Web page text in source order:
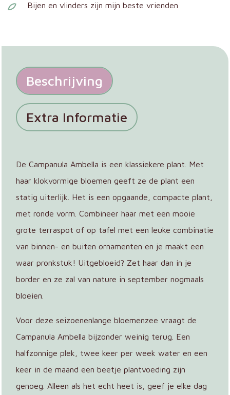
Bijen en vlinders zijn mijn beste vrienden
Beschrijving
Extra Informatie
De Campanula Ambella is een klassiekere plant. Met
haar klokvormige bloemen geeft ze de plant een
statig uiterlijk. Het is een opgaande, compacte plant,
met ronde vorm. Combineer haar met een mooie
grote terraspot of op tafel met een leuke combinatie
van binnen- en buiten ornamenten en je maakt een
waar pronkstuk! Uitgebloeid? Zet haar dan in je
border en ze zal van nature in september nogmaals
bloeien.
Voor deze seizoenenlange bloemenzee vraagt de
Campanula Ambella bijzonder weinig terug. Een
halfzonnige plek, twee keer per week water en een
keer in de maand een beetje plantvoeding zijn
genoeg. Alleen als het echt heet is, geef je elke dag